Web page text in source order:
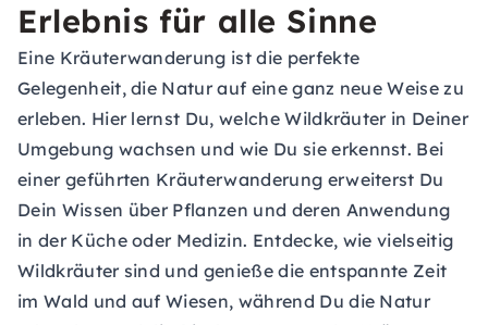
Erlebnis für alle Sinne
Eine Kräuterwanderung ist die perfekte
Gelegenheit, die Natur auf eine ganz neue Weise zu
erleben. Hier lernst Du, welche Wildkräuter in Deiner
Umgebung wachsen und wie Du sie erkennst. Bei
einer geführten Kräuterwanderung erweiterst Du
Dein Wissen über Pflanzen und deren Anwendung
in der Küche oder Medizin. Entdecke, wie vielseitig
Wildkräuter sind und genieße die entspannte Zeit
im Wald und auf Wiesen, während Du die Natur